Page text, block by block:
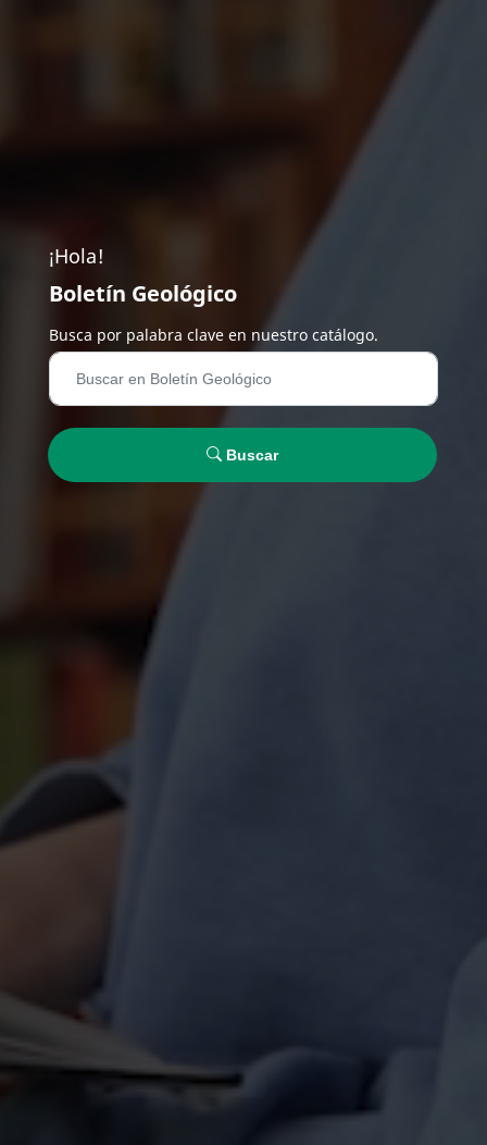
¡Hola!
Boletín Geológico
Busca por palabra clave en nuestro catálogo.
Buscar